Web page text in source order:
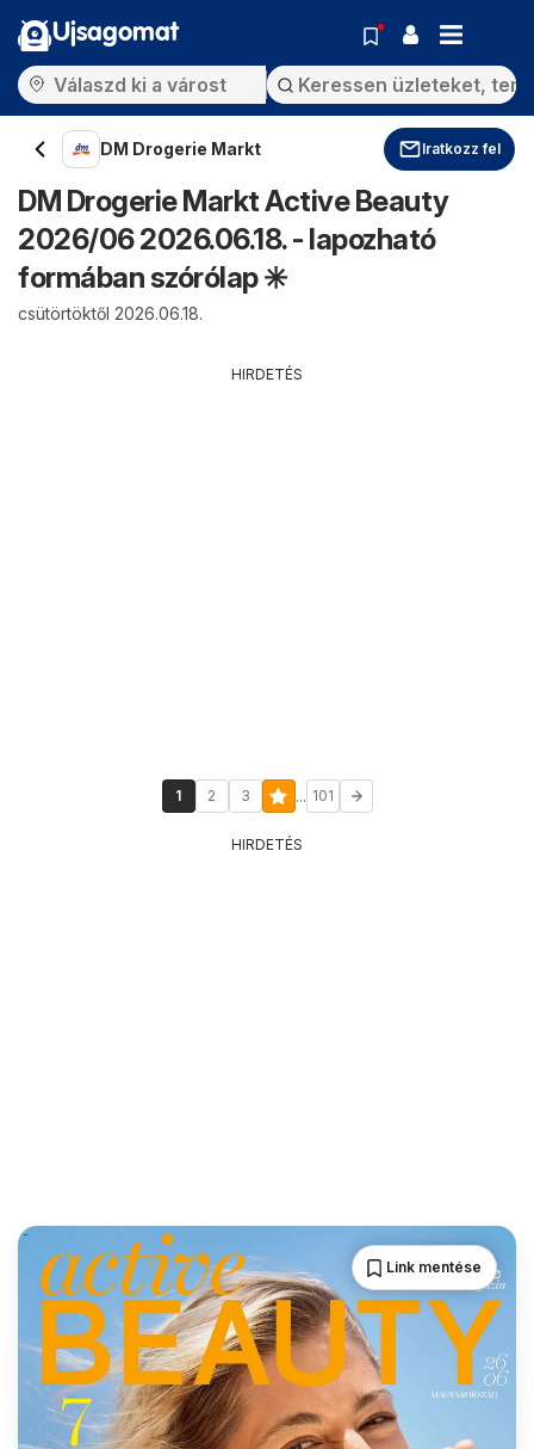
Ujsagomat
DM Drogerie Markt Iratkozz fel
DM Drogerie Markt Active Beauty
2026/06 2026.06.18. - lapozható
formában szórólap ✳️
csütörtöktől 2026.06.18.
HIRDETÉS
1 2 3 ... 101
HIRDETÉS
Link mentése